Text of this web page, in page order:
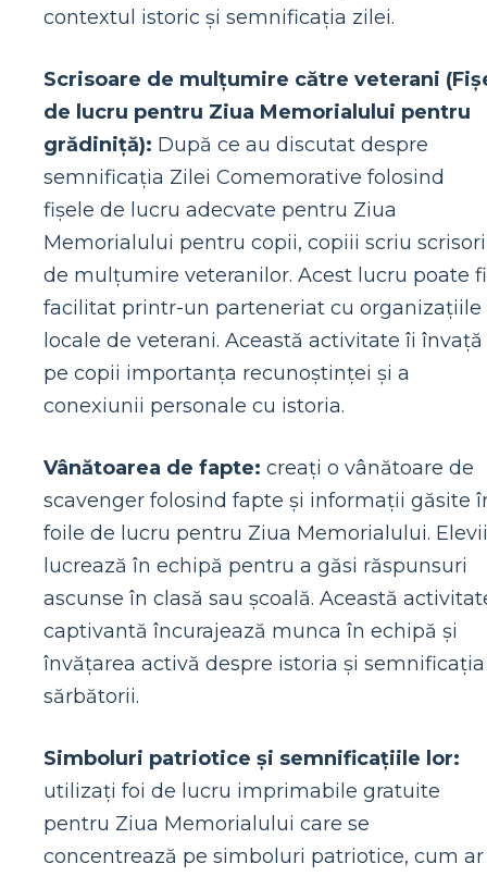
contextul istoric și semnificația zilei.
Scrisoare de mulțumire către veterani
de lucru pentru Ziua Memorialului pentru
grădiniță): După ce au discutat despre
semnificația Zilei Comemorative folosind
fișele de lucru adecvate pentru Ziua
Memorialului pentru copii, copiii scriu scrisori
de mulțumire veteranilor. Acest lucru poate fi
facilitat printr-un parteneriat cu organizațiile
locale de veterani. Această activitate îi învață
pe copii importanța recunoștinței și a
conexiunii personale cu istoria.
Vânătoarea de fapte: creați o vânătoare de
scavenger folosind fapte și informații găsite
foile de lucru pentru Ziua Memorialului. Elevii
lucrează în echipă pentru a găsi răspunsuri
ascunse în clasă sau școală. Această
captivantă încurajează munca în echipă și
învățarea activă despre istoria și semnificația
sărbătorii.
Simboluri patriotice și semnificațiile lor:
utilizați foi de lucru imprimabile gratuite
pentru Ziua Memorialului care se
concentrează pe simboluri patriotice, cum ar